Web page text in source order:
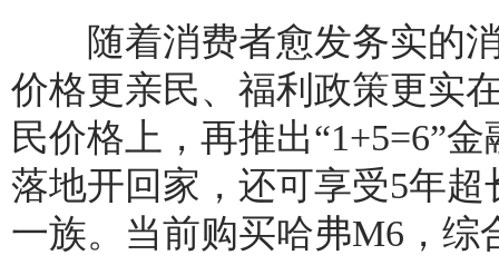
随着消费者愈发务实的消
价格更亲民、福利政策更实
民价格上，再推出“1+5=6”
落地开回家，还可享受5年
一族。当前购买哈弗M6，综